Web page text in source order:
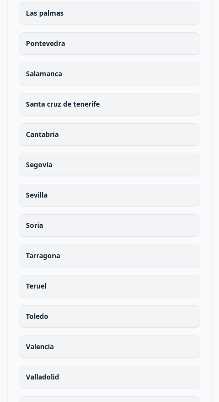
Las palmas
Pontevedra
Salamanca
Santa cruz de tenerife
Cantabria
Segovia
Sevilla
Soria
Tarragona
Teruel
Toledo
Valencia
Valladolid